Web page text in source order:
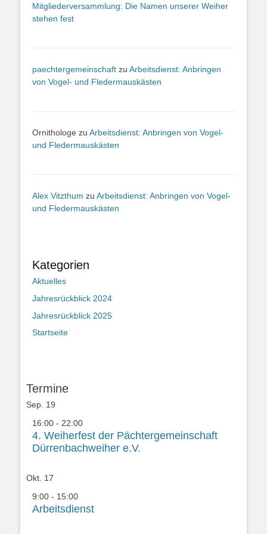
Mitgliederversammlung: Die Namen unserer Weiher
stehen fest
paechtergemeinschaft zu Arbeitsdienst: Anbringen
von Vogel- und Fledermauskästen
Ornithologe zu Arbeitsdienst: Anbringen von Vogel-
und Fledermauskästen
Alex Vitzthum zu Arbeitsdienst: Anbringen von Vogel-
und Fledermauskästen
Kategorien
Aktuelles
Jahresrückblick 2024
Jahresrückblick 2025
Startseite
Termine
Sep. 19
16:00 - 22:00
4. Weiherfest der Pächtergemeinschaft
Dürrenbachweiher e.V.
Okt. 17
9:00 - 15:00
Arbeitsdienst